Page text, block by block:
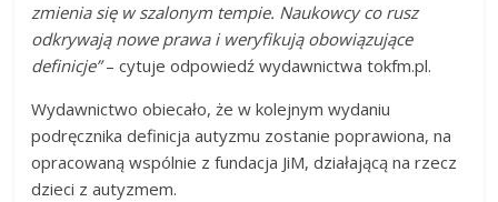
zmienia się w szalonym tempie. Naukowcy co rusz
odkrywają nowe prawa i weryfikują obowiązujące
definicje”– cytuje odpowiedź wydawnictwa tokfm.pl.
Wydawnictwo obiecało, że w kolejnym wydaniu
podręcznika definicja autyzmu zostanie poprawiona, na
opracowaną wspólnie z fundacja JiM, działającą na rzecz
dzieci z autyzmem.